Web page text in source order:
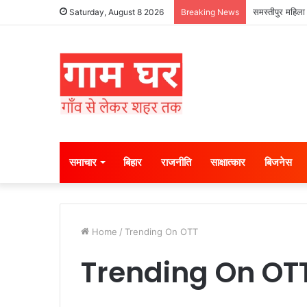
Saturday, August 8 2026 Breaking News समस्तीपुर
समाचार बिहार राजनीति साक्षात्कार बिजनेस
Home / Trending On OTT
Trending On